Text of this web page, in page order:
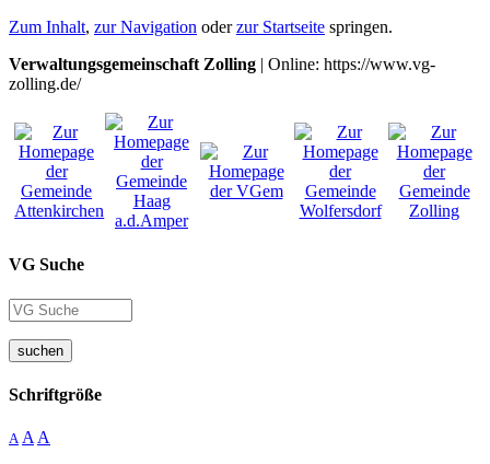
Zum Inhalt, zur Navigation oderzur Startseite springen.
Verwaltungsgemeinschaft Zolling | Online: https://www.vg-
zolling.de/
VG Suche
suchen
Schriftgröße
A A A